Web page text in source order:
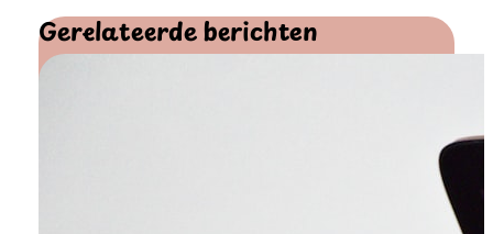
Gerelateerde berichten